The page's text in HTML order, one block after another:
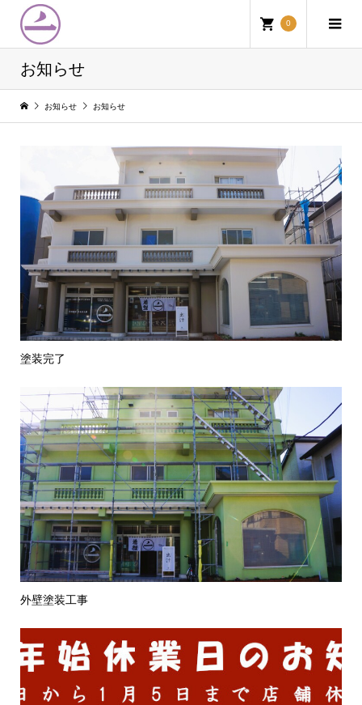
0
お知らせ
お知らせ お知らせ
塗装完了
外壁塗装工事